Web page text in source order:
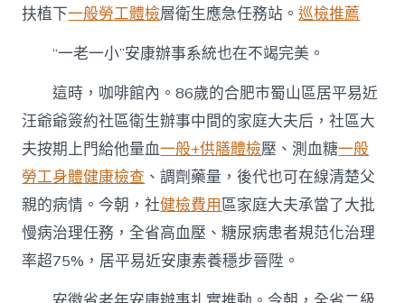
扶植下一般勞工體檢層衛生應急任務站。巡檢推薦
“一老一小”安康辦事系統也在不竭完美。
這時，咖啡館內。86歲的合肥市蜀山區居平易近
汪爺爺簽約社區衛生辦事中間的家庭大夫后，社區大
夫按期上門給他量血一般+供膳體檢壓、測血糖一般
勞工身體健康檢查 、調劑藥量，後代也可在線清楚父
親的病情。今朝，社健檢費用區家庭大夫承當了大批
慢病治理任務，全省高血壓、糖尿病患者規范化治理
率超75%，居平易近安康素養穩步晉陞。